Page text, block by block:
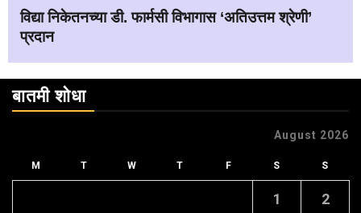
विद्या निकेतनच्या डी. फार्मसी विभागास ‘अतिउत्तम श्रेणी’
प्रदान
बातमी शोधा
August 2026
M T W T F S S
1 2